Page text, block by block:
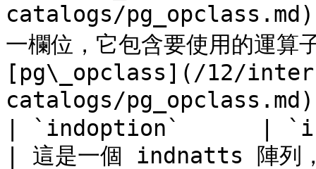
catalogs/
一欄位，它包含要使用的運算
[pg\_opclass](/12/
catalogs/
| `indoption`      |
| 這是一個 indnatts 陣列，